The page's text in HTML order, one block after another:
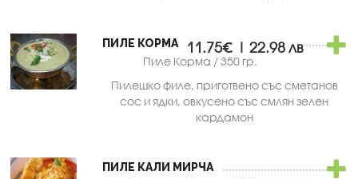
ПИЛЕ КОРМА
Пиле Корма / 350 гр.
11.75€ | 22.98 лв
Пилешко филе, приготвено със сметанов
сос и ядки, овкусено със смлян зелен
кардамон
ПИЛЕ КАЛИ МИРЧА